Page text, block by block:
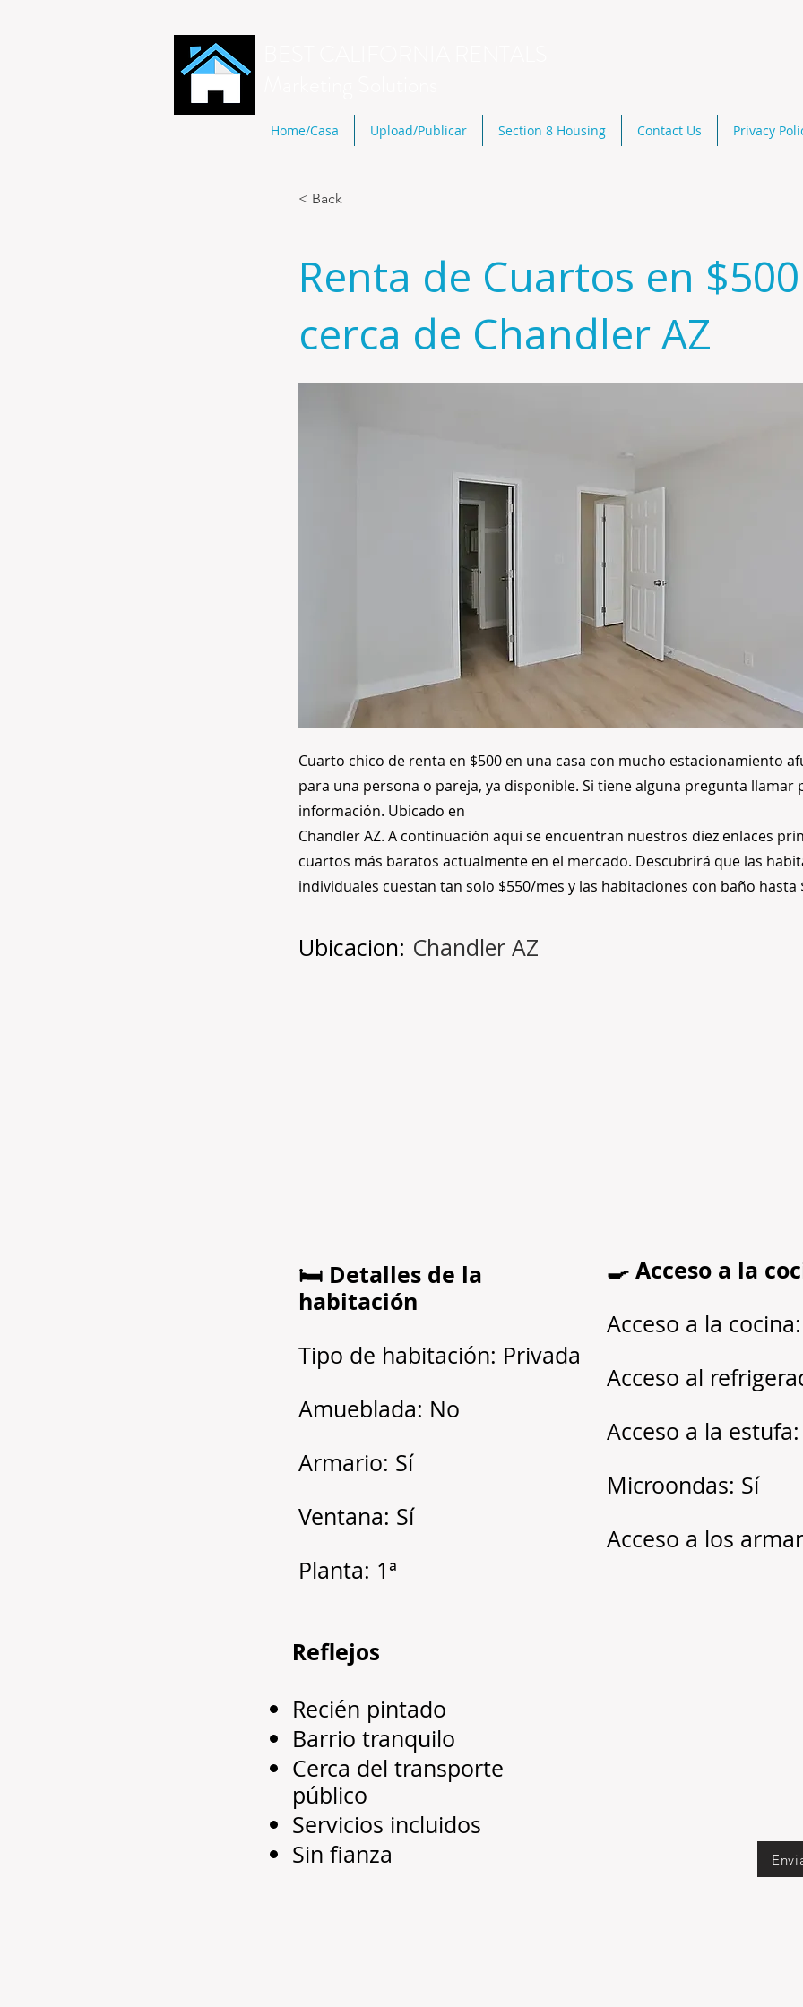
Home/Casa Upload/Publicar Section 8 Housing Contact Us Privacy
< Back
Renta de Cuartos en $500
cerca de Chandler AZ
Cuarto chico de renta en $500 en una casa con mucho estacionamiento
para una persona o pareja, ya disponible. Si tiene alguna pregunta llamar
información. Ubicado en
Chandler AZ. A continuación aqui se encuentran nuestros diez enlaces
cuartos más baratos actualmente en el mercado. Descubrirá que las
individuales cuestan tan solo $550/mes y las habitaciones con baño hasta
Ubicacion: Chandler AZ
🛏️ Detalles de la
habitación
Tipo de habitación: Privada
Amueblada: No
Armario: Sí
Ventana: Sí
Planta: 1ª
Reflejos
Recién pintado
Barrio tranquilo
Cerca del transporte
público
Servicios incluidos
Sin fianza
🍳 Acceso a la
Acceso a la
Acceso al
Acceso a la estufa:
Microondas: Sí
Acceso a los